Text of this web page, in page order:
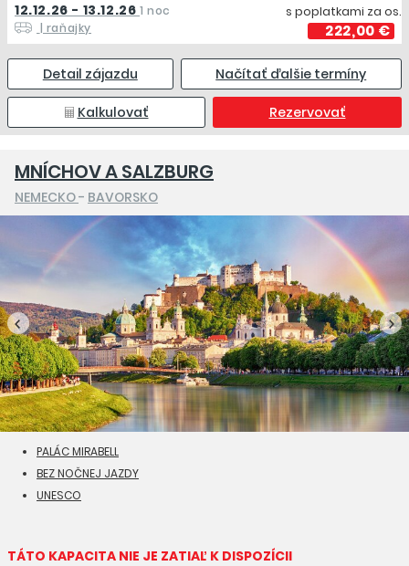
12.12.26 - 13.12.26 1 noc
| raňajky
s poplatkami za os.
222,00 €
Detail zájazdu Načítať ďalšie termíny
Kalkulovať Rezervovať
MNÍCHOV A SALZBURG
NEMECKO- BAVORSKO
PALÁC MIRABELL
BEZ NOČNEJ JAZDY
UNESCO
TÁTO KAPACITA NIE JE ZATIAĽ K DISPOZÍCII